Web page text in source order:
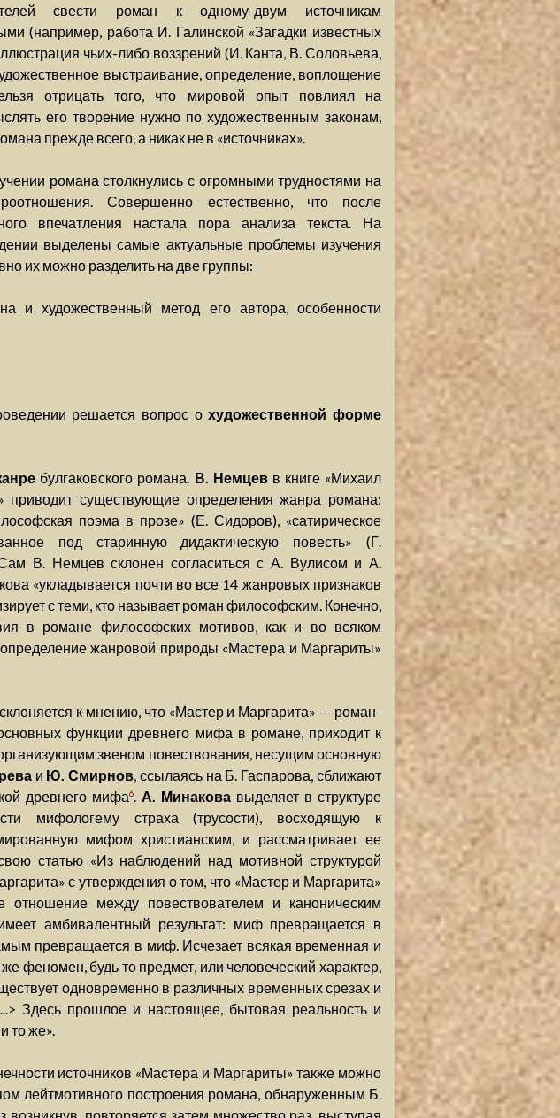
свести роман к одному-двум источникам
(например, работа И. Галинской «Загадки известных
чьих-либо воззрений (И. Канта, В. Соловьева,
выстраивание, определение, воплощение
отрицать того, что мировой опыт повлиял на
его творение нужно по художественным законам,
прежде всего, а никак не в «источниках».
романа столкнулись с огромными трудностями на
Совершенно естественно, что после
впечатления настала пора анализа текста. На
выделены самые актуальные проблемы изучения
их можно разделить на две группы:
художественный метод его автора, особенности
решается вопрос охудожественной форме
булгаковского романа. В. Немцевв книге «Михаил
приводит существующие определения жанра романа:
поэма в прозе» (Е. Сидоров), «сатирическое
под старинную дидактическую повесть» (Г.
В. Немцев склонен согласиться с А. Вулисом и А.
«укладывается почти во все 14 жанровых признаков
с теми, кто называет роман философским. Конечно,
в романе философских мотивов, как и во всяком
жанровой природы «Мастера и Маргариты»
к мнению, что «Мастер и Маргарита» — роман-
функции древнего мифа в романе, приходит к
звеном повествования, несущим основную
и Ю. Смирнов, ссылаясь на Б. Гаспарова, сближают
древнего мифа6. А. Минаковавыделяет в структуре
мифологему страха (трусости), восходящую к
мифом христианским, и рассматривает ее
статью «Из наблюдений над мотивной структурой
с утверждения о том, что «Мастер и Маргарита»
между повествователем и каноническим
амбивалентный результат: миф превращается в
превращается в миф. Исчезает всякая временная и
феномен, будь то предмет, или человеческий характер,
одновременно в различных временных срезах и
Здесь прошлое и настоящее, бытовая реальность и
то же».
источников «Мастера и Маргариты» также можно
лейтмотивного построения романа, обнаруженным Б.